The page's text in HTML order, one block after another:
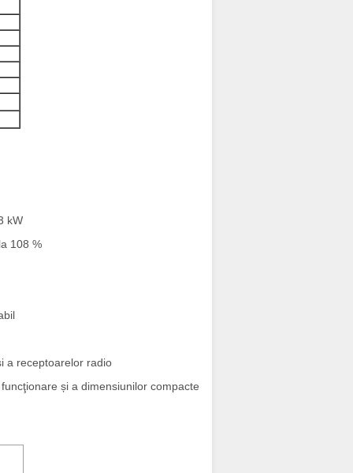
kW
108 %
a receptoarelor radio
și a dimensiunilor compacte